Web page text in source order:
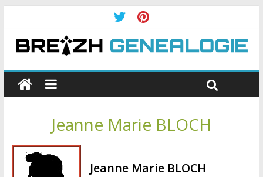
Jeanne Marie BLOCH
Jeanne Marie BLOCH